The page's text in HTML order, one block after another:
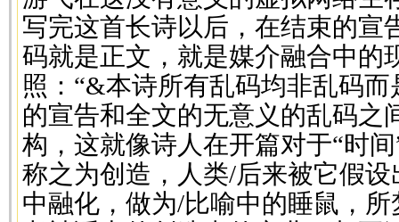
写完这首长诗以后，在结束的宣
码就是正文，就是媒介融合中的
照：“&本诗所有乱码均非乱码
的宣告和全文的无意义的乱码之
构，这就像诗人在开篇对于“时
称之为创造，人类/后来被它假
中融化，做为/比喻中的睡鼠，